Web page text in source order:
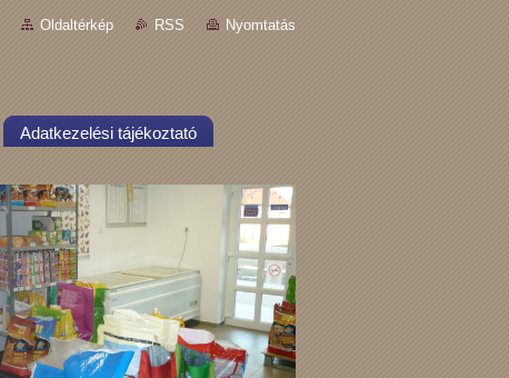
Oldaltérkép RSS Nyomtatás
Adatkezelési tájékoztató